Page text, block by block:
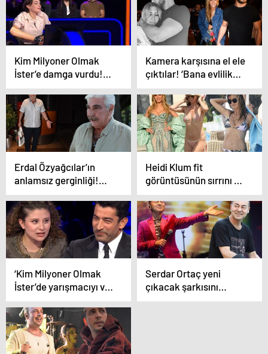
Kim Milyoner Olmak
İster’e damga vurdu!
İşte 1 milyonluk soru
Kamera karşısına el ele
çıktılar! ‘Bana evlilik
sormayın’
Erdal Özyağcılar’ın
anlamsız gerginliği!
‘Ayağımda terlik var,
böyle çekmeyin’
Heidi Klum fit
görüntüsünün sırrını ve
uyguladığı diyeti
paylaştı
‘Kim Milyoner Olmak
İster’de yarışmacıyı ve
Kenan İmirzalıoğlu’nu
güldüren soru!
Serdar Ortaç yeni
çıkacak şarkısını
duyurdu! Heyecansız